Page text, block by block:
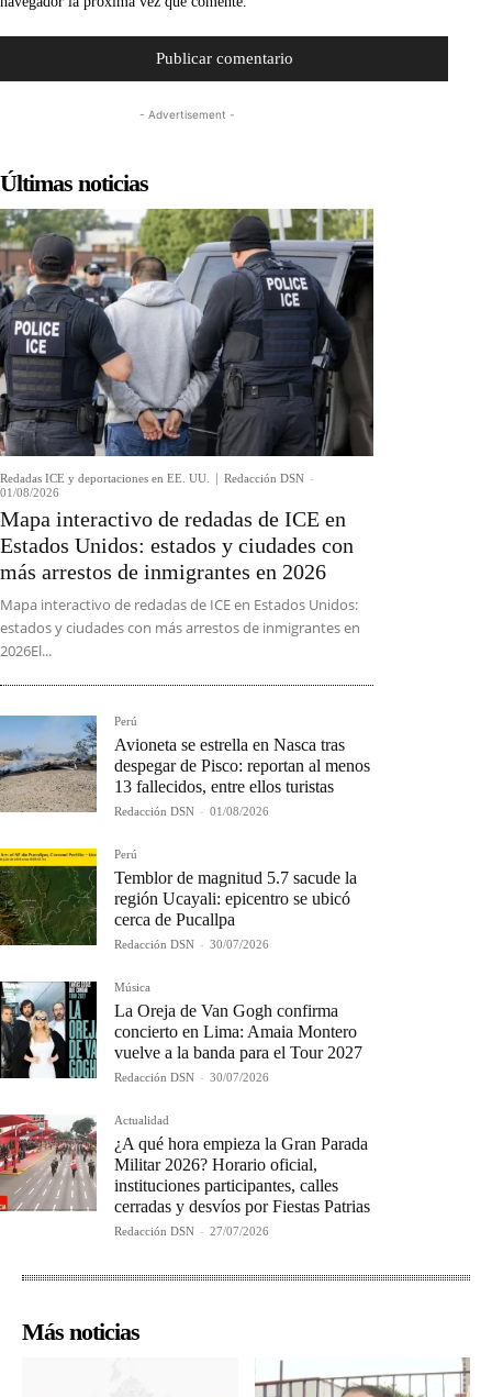
- Advertisement -
Últimas noticias
Redadas ICE y deportaciones en EE. UU. Redacción DSN -
01/08/2026
Mapa interactivo de redadas de ICE en
Estados Unidos: estados y ciudades con
más arrestos de inmigrantes en 2026
Mapa interactivo de redadas de ICE en Estados Unidos:
estados y ciudades con más arrestos de inmigrantes en
2026El...
Perú
Avioneta se estrella en Nasca tras
despegar de Pisco: reportan al menos
13 fallecidos, entre ellos turistas
Redacción DSN - 01/08/2026
Perú
Temblor de magnitud 5.7 sacude la
región Ucayali: epicentro se ubicó
cerca de Pucallpa
Redacción DSN - 30/07/2026
Música
La Oreja de Van Gogh confirma
concierto en Lima: Amaia Montero
vuelve a la banda para el Tour 2027
Redacción DSN - 30/07/2026
Actualidad
¿A qué hora empieza la Gran Parada
Militar 2026? Horario oficial,
instituciones participantes, calles
cerradas y desvíos por Fiestas Patrias
Redacción DSN - 27/07/2026
Más noticias